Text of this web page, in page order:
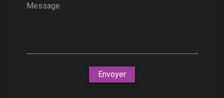
Message
Envoyer